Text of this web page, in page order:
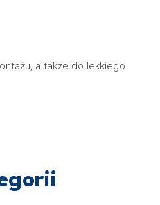
a także do lekkiego